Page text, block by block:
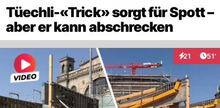
Tüechli-«Trick» sorgt für Spott –
aber er kann abschrecken
21
Interaktionen
51'